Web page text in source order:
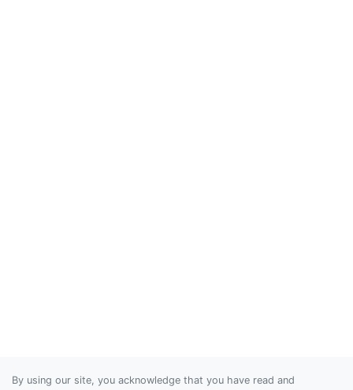
By using our site, you acknowledge that you have read and